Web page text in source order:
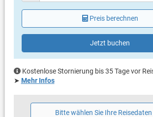
Internet per WLAN
Preis berechnen
Jetzt buchen
Kostenlose Stornierung bis 35 Tage vor
➤ Mehr Infos
Bitte wählen Sie Ihre